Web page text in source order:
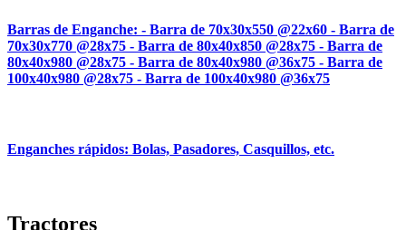
Barras de Enganche: - Barra de 70x30x550 @22x60 - Barra de
70x30x770 @28x75 - Barra de 80x40x850 @28x75 - Barra de
80x40x980 @28x75 - Barra de 80x40x980 @36x75 - Barra de
100x40x980 @28x75 - Barra de 100x40x980 @36x75
Enganches rápidos: Bolas, Pasadores, Casquillos, etc.
Tractores